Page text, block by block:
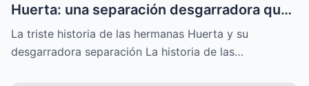
Huerta: una separación desgarradora que
nadie vio venir, conflictos familiares
ocultos, secretos dolorosos y un drama
La triste historia de las hermanas Huerta y su
desgarradora separación La historia de las…